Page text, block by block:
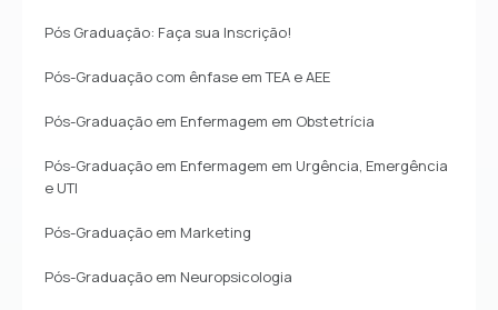
Pós Graduação: Faça sua Inscrição!
Pós-Graduação com ênfase em TEA e AEE
Pós-Graduação em Enfermagem em Obstetrícia
Pós-Graduação em Enfermagem em Urgência, Emergência
e UTI
Pós-Graduação em Marketing
Pós-Graduação em Neuropsicologia